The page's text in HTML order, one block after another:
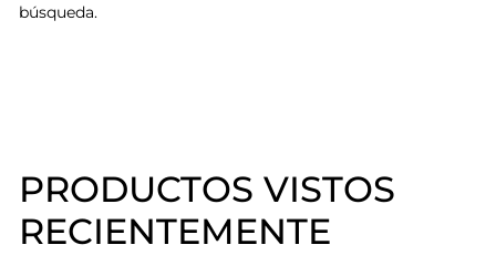
búsqueda.
PRODUCTOS VISTOS
RECIENTEMENTE